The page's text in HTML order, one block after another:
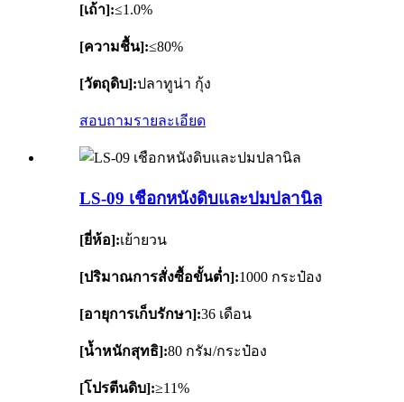
[เถ้า]:≤1.0%
[ความชื้น]:≤80%
[วัตถุดิบ]:ปลาทูน่า กุ้ง
สอบถามรายละเอียด
LS-09 เชือกหนังดิบและปมปลานิล
[ยี่ห้อ]:เย้ายวน
[ปริมาณการสั่งซื้อขั้นต่ำ]:1000 กระป๋อง
[อายุการเก็บรักษา]:36 เดือน
[น้ำหนักสุทธิ]:80 กรัม/กระป๋อง
[โปรตีนดิบ]:≥11%